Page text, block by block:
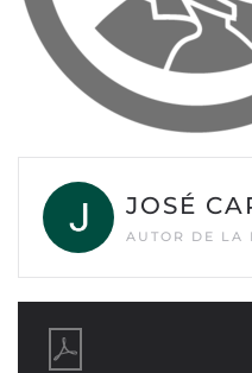
JOSÉ
AUTOR DE LA